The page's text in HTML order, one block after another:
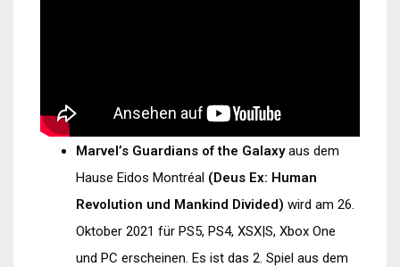
Marvel’s Guardians of the Galaxyaus dem
Hause Eidos Montréal (Deus Ex: Human
Revolution und Mankind Divided) wird am 26.
Oktober 2021 für PS5, PS4, XSX|S, Xbox One
und PC erscheinen. Es ist das 2. Spiel aus dem